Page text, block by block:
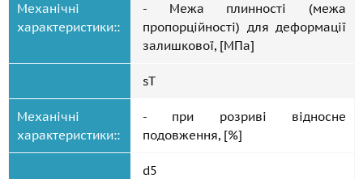
Механічні
характеристики::
- Межа плинності (межа
пропорційності) для деформації
залишкової, [МПа]
sT
Механічні
характеристики::
- при розриві відносне
подовження, [%]
d5